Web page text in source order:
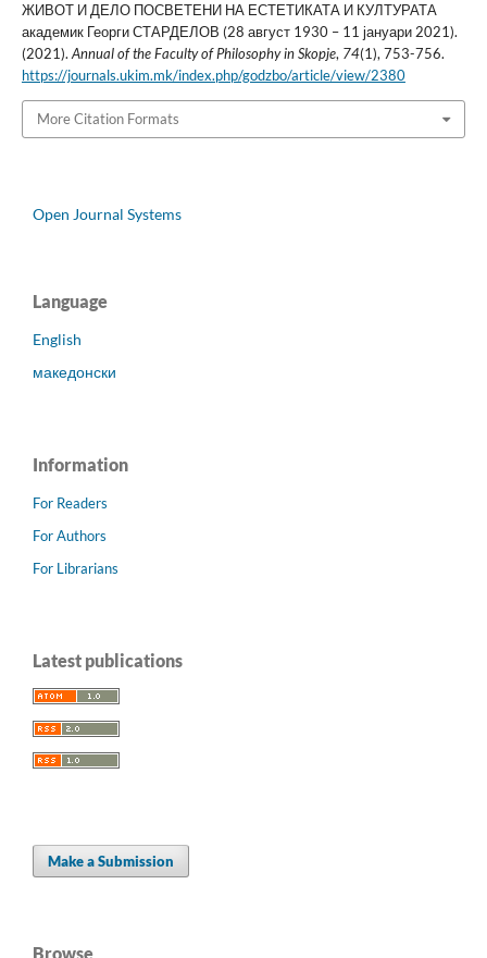
ЖИВОТ И ДЕЛО ПОСВЕТЕНИ НА ЕСТЕТИКАТА И КУЛТУРАТА
академик Георги СТАРДЕЛОВ (28 август 1930 – 11 јануари 2021).
(2021).Annual of the Faculty of Philosophy in Skopje, 74(1), 753-756.
https://journals.ukim.mk/index.php/godzbo/article/view/2380
More Citation Formats
Open Journal Systems
Language
English
македонски
Information
For Readers
For Authors
For Librarians
Latest publications
Make a Submission
Browse